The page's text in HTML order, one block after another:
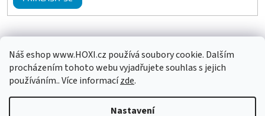
Náš eshop www.HOXI.cz používá soubory cookie. Dalším
procházením tohoto webu vyjadřujete souhlas s jejich
používáním.. Více informacízde.
Nastavení